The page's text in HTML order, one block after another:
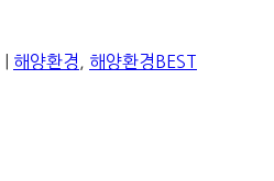
해양환경 해양환경BEST